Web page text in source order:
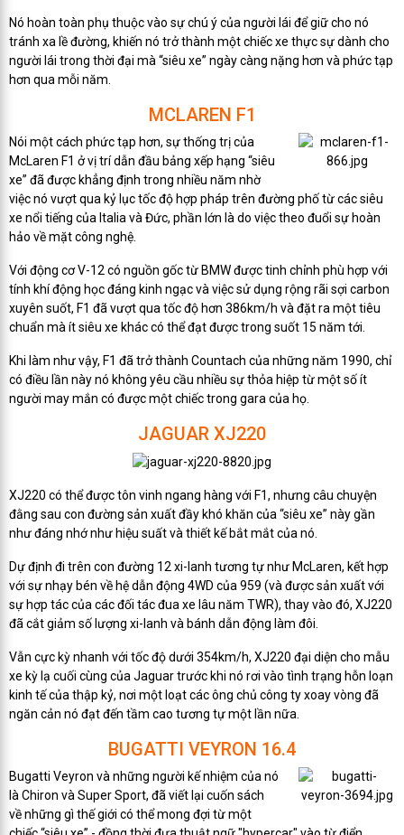
Nó hoàn toàn phụ thuộc vào sự chú ý của người lái để giữ cho nó
tránh xa lề đường, khiến nó trở thành một chiếc xe thực sự dành cho
người lái trong thời đại mà “siêu xe” ngày càng nặng hơn và phức tạp
hơn qua mỗi năm.
MCLAREN F1
Nói một cách phức tạp hơn, sự thống trị của
McLaren F1 ở vị trí dẫn đầu bảng xếp hạng “siêu
xe” đã được khẳng định trong nhiều năm nhờ
việc nó vượt qua kỷ lục tốc độ hợp pháp trên đường phố từ các siêu
xe nổi tiếng của Italia và Đức, phần lớn là do việc theo đuổi sự hoàn
hảo về mặt công nghệ.
Với động cơ V-12 có nguồn gốc từ BMW được tinh chỉnh phù hợp với
tính khí động học đáng kinh ngạc và việc sử dụng rộng rãi sợi carbon
xuyên suốt, F1 đã vượt qua tốc độ hơn 386km/h và đặt ra một tiêu
chuẩn mà ít siêu xe khác có thể đạt được trong suốt 15 năm tới.
Khi làm như vậy, F1 đã trở thành Countach của những năm 1990, chỉ
có điều lần này nó không yêu cầu nhiều sự thỏa hiệp từ một số ít
người may mắn có được một chiếc trong gara của họ.
JAGUAR XJ220
XJ220 có thể được tôn vinh ngang hàng với F1, nhưng câu chuyện
đằng sau con đường sản xuất đầy khó khăn của “siêu xe” này gần
như đáng nhớ như hiệu suất và thiết kế bắt mắt của nó.
Dự định đi trên con đường 12 xi-lanh tương tự như McLaren, kết hợp
với sự nhạy bén về hệ dẫn động 4WD của 959 (và được sản xuất với
sự hợp tác của các đối tác đua xe lâu năm TWR), thay vào đó, XJ220
đã cắt giảm số lượng xi-lanh và bánh dẫn động làm đôi.
Vẫn cực kỳ nhanh với tốc độ dưới 354km/h, XJ220 đại diện cho mẫu
xe kỳ lạ cuối cùng của Jaguar trước khi nó rơi vào tình trạng hỗn loạn
kinh tế của thập kỷ, nơi một loạt các ông chủ công ty xoay vòng đã
ngăn cản nó đạt đến tầm cao tương tự một lần nữa.
BUGATTI VEYRON 16.4
Bugatti Veyron và những người kế nhiệm của nó
là Chiron và Super Sport, đã viết lại cuốn sách
về những gì thế giới có thể mong đợi từ một